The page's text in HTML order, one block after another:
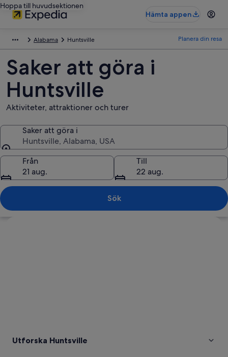
Hoppa till huvudsektionen
Hämta appen
Alabama Huntsville Planera din resa
Saker att göra i
Huntsville
Aktiviteter, attraktioner och turer
Saker att göra i
Huntsville, Alabama, USA
Saker att göra i
Från
21 aug.
Till
22 aug.
Sök
Utforska Huntsville